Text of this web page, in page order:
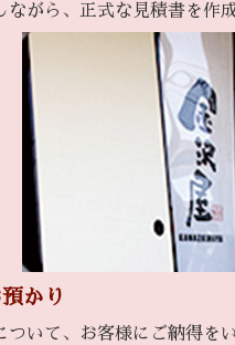
ながら、正式な見積書を作
かり
ついて、お客様にご納得を